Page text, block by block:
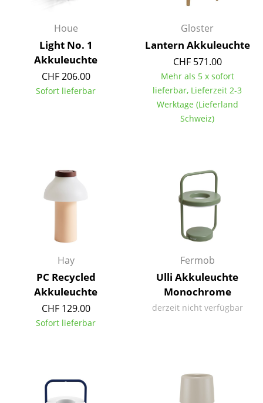
Stehtische & Stehpulte
Kindertische
Gartentische
Aufbewahren
Regale & Schränke
Wandregale
Sideboards & Kommoden
TV Möbel
Beistell- & Rollcontainer
Kleinaufbewahrung
Houe
Light No. 1
Akkuleuchte
CHF 206.00
Sofort lieferbar
Gloster
Lantern Akkuleuchte
CHF 571.00
Mehr als 5 x sofort
lieferbar, Lieferzeit 2-3
Werktage (Lieferland
Schweiz)
Hay
PC Recycled
Akkuleuchte
CHF 129.00
Sofort lieferbar
Fermob
Ulli Akkuleuchte
Monochrome
derzeit nicht verfügbar